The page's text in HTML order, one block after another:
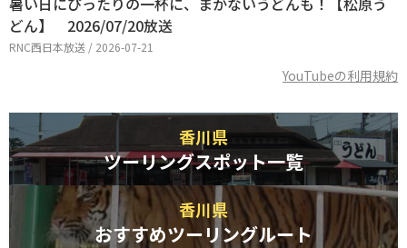
どん】 2026/07/20放送
RNC西日本放送 / 2026-07-21
YouTubeの利用規約
香川県
ツーリングスポット一覧
香川県
おすすめツーリングルート